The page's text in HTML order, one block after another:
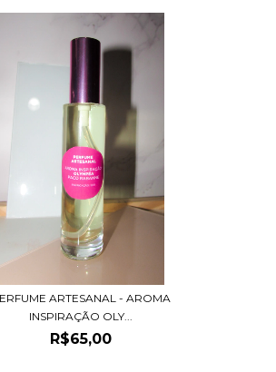
ARTESANAL - AROMA
INSPIRAÇÃO OLY...
R$65,00